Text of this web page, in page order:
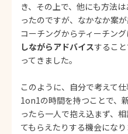
き、その上で、他にも方法
ったのですが、なかなか案
コーチングからティーチング
しながらアドバイスするこ
ってきました。
このように、自分で考えて
1on1の時間を持つことで、
ったら一人で抱え込まず、
てもらえたりする機会にな